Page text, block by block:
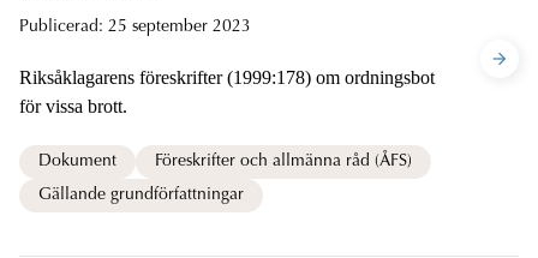
Publicerad: 25 september 2023
Riksåklagarens föreskrifter (1999:178) om ordningsbot
för vissa brott.
Dokument
Föreskrifter och allmänna råd (ÅFS)
Gällande grundförfattningar